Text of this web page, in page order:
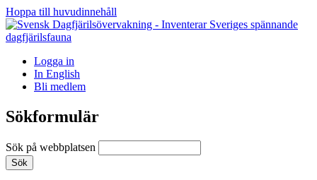
Hoppa till huvudinnehåll
Logga in
In English
Bli medlem
Sökformulär
Sök på webbplatsen